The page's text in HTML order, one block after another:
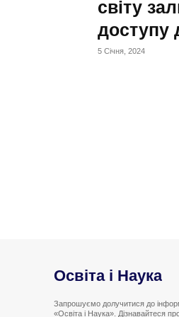
світу
доступу
5 Січня, 2024
Освіта і Наука
Запрошуємо долучитися до
«Освіта і Наука». Дізнавайтеся